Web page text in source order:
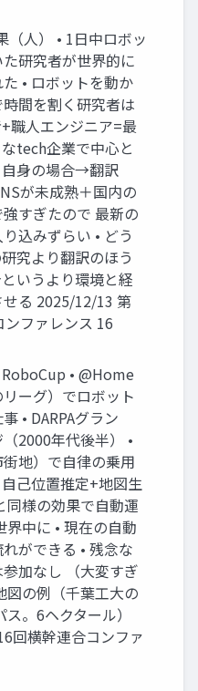
（人） • 1日中ロボッ
研究者が世界的に
• ロボットを動か
間を割く研究者は
職人エンジニア=最
tech企業で中心と
自身の場合→翻訳
が未成熟＋国内の
すぎたので 最新の
込みずらい • どう
究より翻訳のほう
いうより環境と経
る 2025/12/13 第
ファレンス 16
• @Home
ーグ）でロボット
• DARPAグラン
2000年代後半） •
地）で自律の乗用
己位置推定+地図生
同様の効果で自動運
中に • 現在の自動
ができる • 残念な
加なし （大変すぎ
図の例（千葉工大の
。6ヘクタール）
回横幹連合コンファ